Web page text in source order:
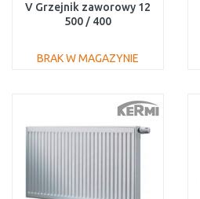
V Grzejnik zaworowy 12
500 / 400
BRAK W MAGAZYNIE
Do porównania